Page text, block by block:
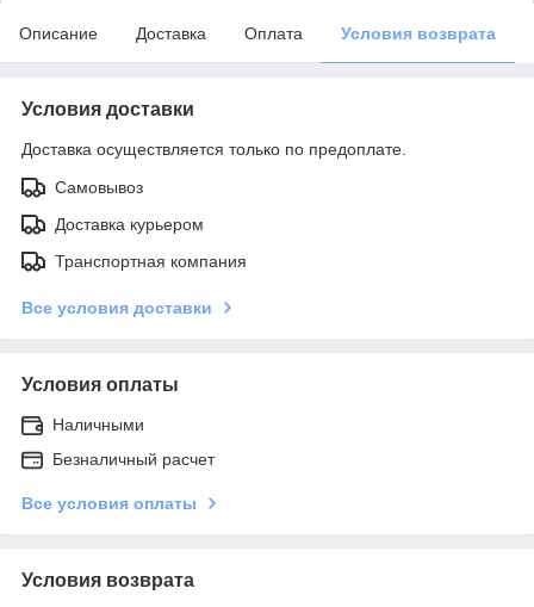
Описание Доставка Оплата Условия возврата
Условия доставки
Доставка осуществляется только по предоплате.
Самовывоз
Доставка курьером
Транспортная компания
Все условия доставки
Условия оплаты
Наличными
Безналичный расчет
Все условия оплаты
Условия возврата